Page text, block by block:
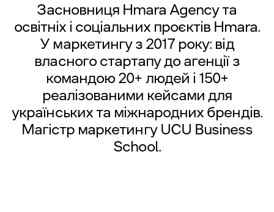
Засновниця Hmara Agency та
освітніх і соціальних проєктів Hmara.
У маркетингу з 2017 року: від
власного стартапу до агенції з
командою 20+ людей і 150+
реалізованими кейсами для
українських та міжнародних брендів.
Магістр маркетингу UCU Business
School.